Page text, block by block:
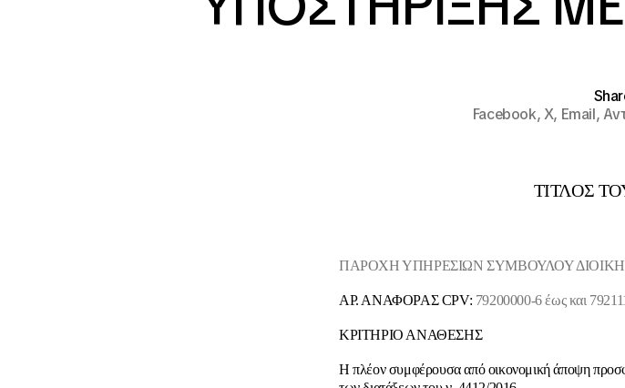
Facebook,X, Email,
ΤΙΤΛΟΣ
ΠΑΡΟΧΗ ΥΠΗΡΕΣΙΩΝ ΣΥΜΒΟΥΛΟΥ
ΑΡ. ΑΝΑΦΟΡΑΣ CPV: 79200000-6 έως και
ΚΡΙΤΗΡΙΟ ΑΝΑΘΕΣΗΣ
Η πλέον συμφέρουσα από οικονομική άποψη